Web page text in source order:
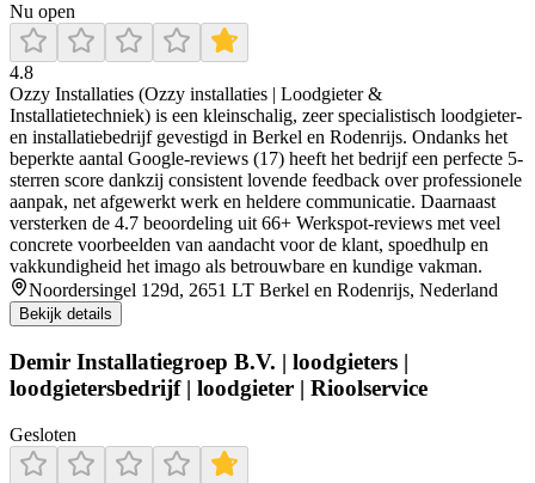
Nu open
4.8
Ozzy Installaties (Ozzy installaties | Loodgieter &
Installatietechniek) is een kleinschalig, zeer specialistisch loodgieter-
en installatiebedrijf gevestigd in Berkel en Rodenrijs. Ondanks het
beperkte aantal Google-reviews (17) heeft het bedrijf een perfecte 5-
sterren score dankzij consistent lovende feedback over professionele
aanpak, net afgewerkt werk en heldere communicatie. Daarnaast
versterken de 4.7 beoordeling uit 66+ Werkspot-reviews met veel
concrete voorbeelden van aandacht voor de klant, spoedhulp en
vakkundigheid het imago als betrouwbare en kundige vakman.
Noordersingel 129d, 2651 LT Berkel en Rodenrijs, Nederland
Bekijk details
Demir Installatiegroep B.V. | loodgieters |
loodgietersbedrijf | loodgieter | Rioolservice
Gesloten